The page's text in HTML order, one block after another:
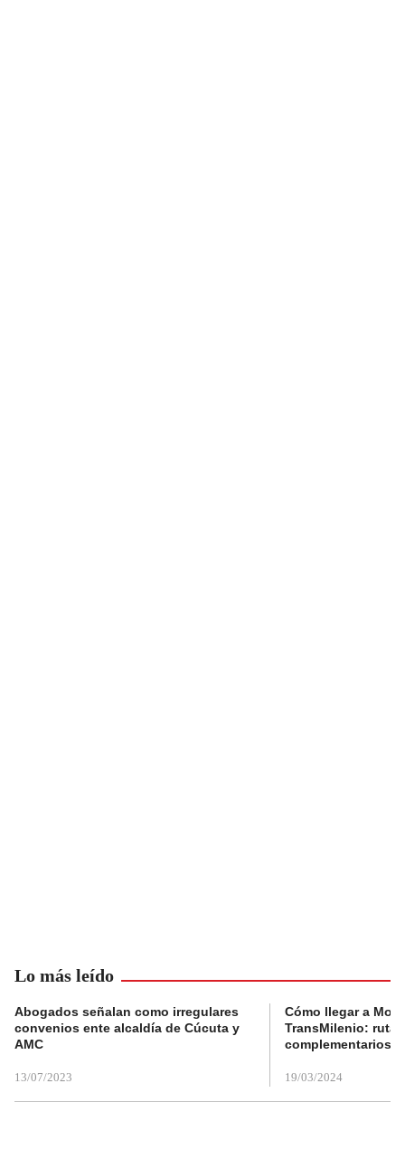
Lo más leído
Abogados señalan como irregulares
convenios ente alcaldía de Cúcuta y
AMC
13/07/2023
Cómo llegar a
TransMilenio:
complementarios
19/03/2024